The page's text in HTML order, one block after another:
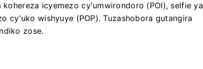
icyemezo cy'umwirondoro (POI), selfie ya
cy'uko wishyuye (POP). Tuzashobora gutangira
zose.